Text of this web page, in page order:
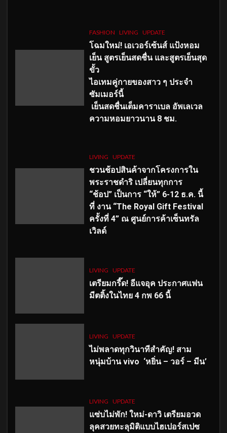
FASHION LIVING UPDATE
โฉมใหม่! เอเวอร์เซ้นส์ แป้งหอม
เย็น สูตรเย็นสดชื่น และสูตรเย็นสุด
ขั้ว
ไอเทมคู่กายของสาว ๆ ประจำ
ซัมเมอร์นี้
เย็นสดชื่นเต็มคาราเบล อัพเลเวล
ความหอมยาวนาน 8 ชม.
LIVING UPDATE
ชวนช้อปสินค้าจากโครงการใน
พระราชดำริ เปลี่ยนทุกการ
“ช้อป” เป็นการ “ให้” 6-12 ธ.ค. นี้
ที่ งาน “The Royal Gift Festival
ครั้งที่ 4” ณ ศูนย์การค้าเซ็นทรัล
เวิลด์
LIVING UPDATE
เตรียมกรี๊ด! อีแจอุค ประกาศแฟน
มีตติ้งในไทย 4 กพ 66 นี้
LIVING UPDATE
ไม่พลาดทุกวินาทีสำคัญ! สาม
หนุ่มบ้าน vivo ‘หยิ่น – วอร์ – มีน’
LIVING UPDATE
แซ่บไม่พัก! ใหม่-ดาวิ เตรียมอวด
ลุคสวยทะลุมิติแบบไฮเปอร์สเปซ